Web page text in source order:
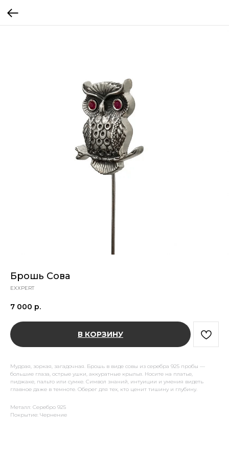
Брошь Сова
EXXPERT
7 000 р.
В КОРЗИНУ
Мудрая, зоркая, загадочная. Брошь в виде совы из серебра 925 пробы —
большие глаза, острые ушки, аккуратные крылья. Носите на платье,
пиджаке, пальто или сумке. Символ знаний, интуиции и умения видеть
главное даже в темноте. Оберег для тех, кто ценит тишину и глубину.
Металл: Серебро 925
Покрытие: Чернение